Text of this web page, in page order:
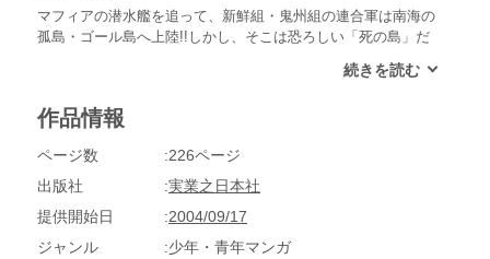
マフィアの潜水艦を追って、新鮮組・鬼州組の連合軍は南海の
孤島・ゴール島へ上陸!!しかし、そこは恐ろしい「死の島」だ
作品情報
ページ数
226ページ
出版社
実業之日本社
提供開始日
2004/09/17
ジャンル
少年・青年マンガ